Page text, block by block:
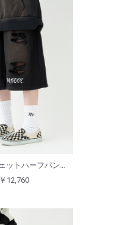
ダメージスウェットハーフパンツ（ブラック）
￥12,760